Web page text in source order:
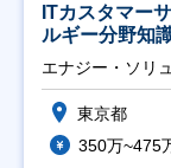
ITカスタマー
ルギー分野知
エナジー・ソリ
東京都
350万~475